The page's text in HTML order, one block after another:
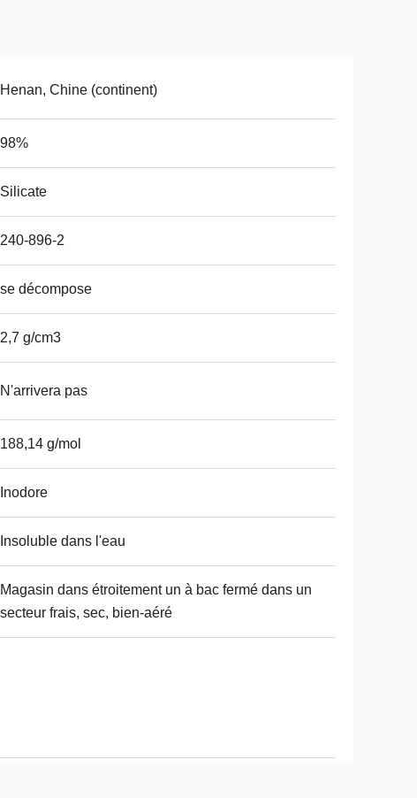
Henan, Chine (continent)
98%
Silicate
240-896-2
se décompose
2,7 g/cm3
N'arrivera pas
188,14 g/mol
Inodore
Insoluble dans l'eau
Magasin dans étroitement un à bac fermé dans un
secteur frais, sec, bien-aéré